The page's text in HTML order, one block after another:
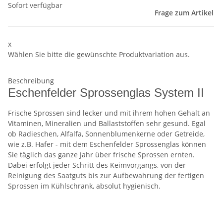
Sofort verfügbar
Frage zum Artikel
x
Wählen Sie bitte die gewünschte Produktvariation aus.
Beschreibung
Eschenfelder Sprossenglas System II
Frische Sprossen sind lecker und mit ihrem hohen Gehalt an
Vitaminen, Mineralien und Ballaststoffen sehr gesund. Egal
ob Radieschen, Alfalfa, Sonnenblumenkerne oder Getreide,
wie z.B. Hafer - mit dem Eschenfelder Sprossenglas können
Sie täglich das ganze Jahr über frische Sprossen ernten.
Dabei erfolgt jeder Schritt des Keimvorgangs, von der
Reinigung des Saatguts bis zur Aufbewahrung der fertigen
Sprossen im Kühlschrank, absolut hygienisch.